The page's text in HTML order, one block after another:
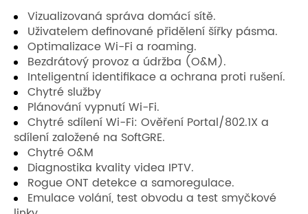
Vizualizovaná správa domácí sítě.
Uživatelem definované přidělení šířky pásma.
Optimalizace Wi-Fi a roaming.
Bezdrátový provoz a údržba (O&M).
Inteligentní identifikace a ochrana proti rušení.
Chytré služby
Plánování vypnutí Wi-Fi.
Chytré sdílení Wi-Fi: Ověření Portal/802.1X a
sdílení založené na SoftGRE.
Chytré O&M
Diagnostika kvality videa IPTV.
Rogue ONT detekce a samoregulace.
Emulace volání, test obvodu a test smyčkové